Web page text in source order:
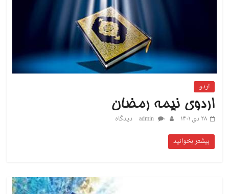
اردو
اردوی نیمه رمضان
۲۸ دی ۱۴۰۱ admin
۰ دیدگاه
بیشتر بخوانید